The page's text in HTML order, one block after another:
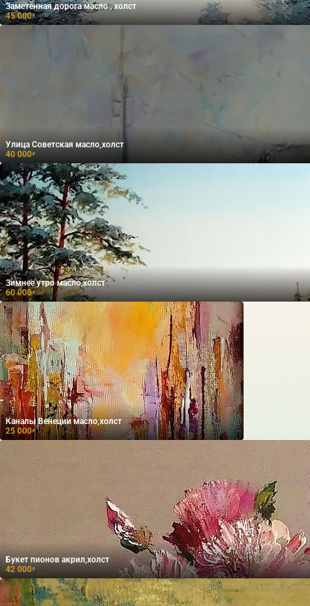
Заметённая дорога масло , холст
45 000₽
Улица Советская масло,холст
40 000₽
Зимнее утро масло,холст
60 000₽
Каналы Венеции масло,холст
25 000₽
Букет пионов акрил,холст
42 000₽